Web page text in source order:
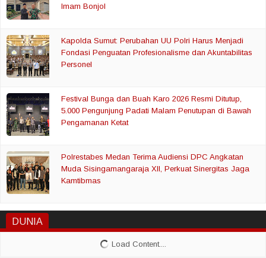
Imam Bonjol
Kapolda Sumut: Perubahan UU Polri Harus Menjadi
Fondasi Penguatan Profesionalisme dan Akuntabilitas
Personel
Festival Bunga dan Buah Karo 2026 Resmi Ditutup,
5.000 Pengunjung Padati Malam Penutupan di Bawah
Pengamanan Ketat
Polrestabes Medan Terima Audiensi DPC Angkatan
Muda Sisingamangaraja XII, Perkuat Sinergitas Jaga
Kamtibmas
DUNIA